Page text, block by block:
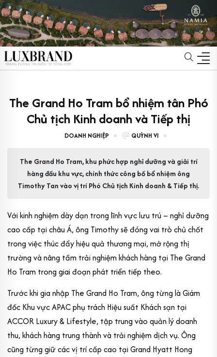
The Grand Ho Tram bổ nhiệm tân Phó
Chủ tịch Kinh doanh và Tiếp thị
DOANH NGHIỆP QUỲNH VI
The Grand Ho Tram, khu phức hợp nghỉ dưỡng và giải trí
hàng đầu khu vực, chính thức công bố bổ nhiệm ông
Timothy Tan vào vị trí Phó Chủ tịch Kinh doanh & Tiếp thị.
Với kinh nghiệm dày dạn trong lĩnh vực lưu trú – nghỉ dưỡng
cao cấp tại châu Á, ông Timothy sẽ đóng vai trò chủ chốt
trong việc thúc đẩy hiệu quả thương mại, mở rộng thị
trường và nâng tầm trải nghiệm khách hàng tại The Grand
Ho Tram trong giai đoạn phát triển tiếp theo.
Trước khi gia nhập The Grand Ho Tram, ông từng là Giám
đốc Khu vực APAC phụ trách Hiệu suất Khách sạn tại
ACCOR Luxury & Lifestyle, tập trung vào quản lý doanh
thu, khách hàng trung thành và trải nghiệm dịch vụ. Ông
cũng từng giữ các vị trí cấp cao tại Grand Hyatt Hong